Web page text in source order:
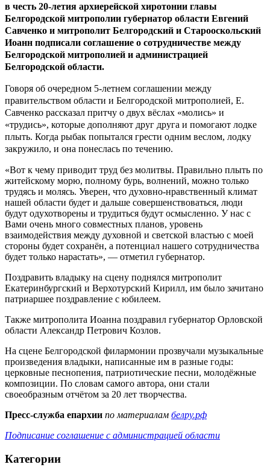
в честь 20-летия архиерейской хиротонии главы
Белгородской митрополии губернатор области Евгений
Савченко и митрополит Белгородский и Старооскольский
Иоанн подписали соглашение о сотрудничестве между
Белгородской митрополией и администрацией
Белгородской области.
Говоря об очередном 5-летнем соглашении между
правительством области и Белгородской митрополией, Е.
Савченко рассказал притчу о двух вёслах «молись» и
«трудись», которые дополняют друг друга и помогают лодке
плыть. Когда рыбак попытался грести одним веслом, лодку
закружило, и она понеслась по течению.
«Вот к чему приводит труд без молитвы. Правильно плыть по
житейскому морю, полному бурь, волнений, можно только
трудясь и молясь. Уверен, что духовно-нравственный климат
нашей области будет и дальше совершенствоваться, люди
будут одухотворены и трудиться будут осмысленно. У нас с
Вами очень много совместных планов, уровень
взаимодействия между духовной и светской властью с моей
стороны будет сохранён, а потенциал нашего сотрудничества
будет только нарастать», — отметил губернатор.
Поздравить владыку на сцену поднялся митрополит
Екатеринбургский и Верхотурский Кирилл, им было зачитано
патриаршее поздравление с юбилеем.
Также митрополита Иоанна поздравил губернатор Орловской
области Александр Петрович Козлов.
На сцене Белгородской филармонии прозвучали музыкальные
произведения владыки, написанные им в разные годы:
церковные песнопения, патриотические песни, молодёжные
композиции. По словам самого автора, они стали
своеобразным отчётом за 20 лет творчества.
Пресс-служба епархии по материалам белру.рф
Подписание соглашение с администрацией области
Категории